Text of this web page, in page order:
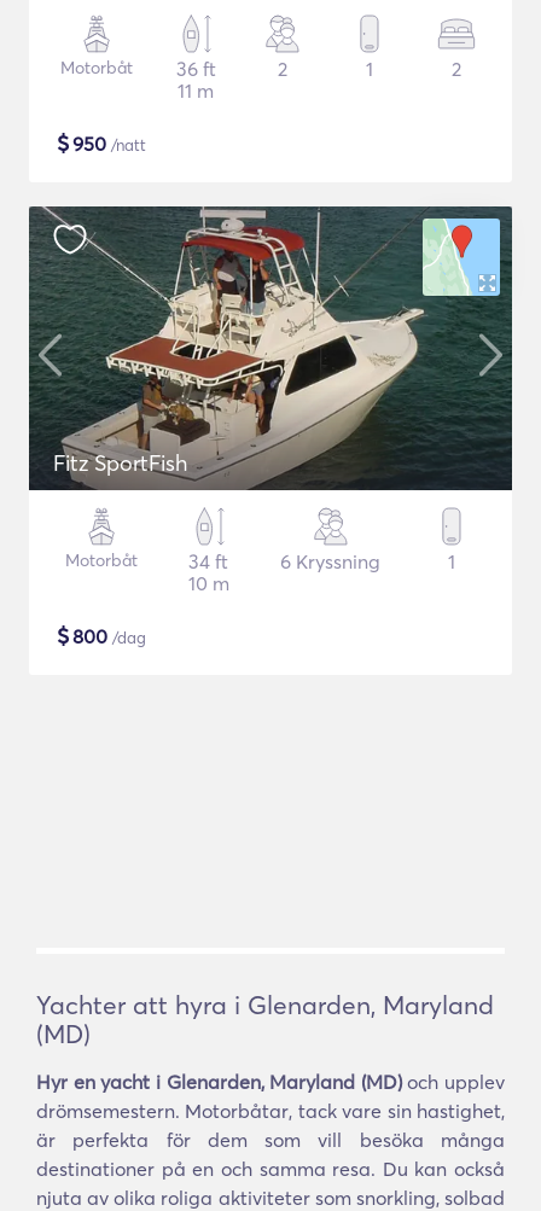
Motorbåt
36 ft
11 m
2 1 2
$950 /natt
Fitz SportFish
Motorbåt
34 ft
10 m
6 Kryssning 1
$800 /dag
Yachter att hyra i Glenarden, Maryland
(MD)
Hyr en yacht i Glenarden, Maryland (MD)och upplev
drömsemestern. Motorbåtar, tack vare sin hastighet,
är perfekta för dem som vill besöka många
destinationer på en och samma resa. Du kan också
njuta av olika roliga aktiviteter som snorkling, solbad